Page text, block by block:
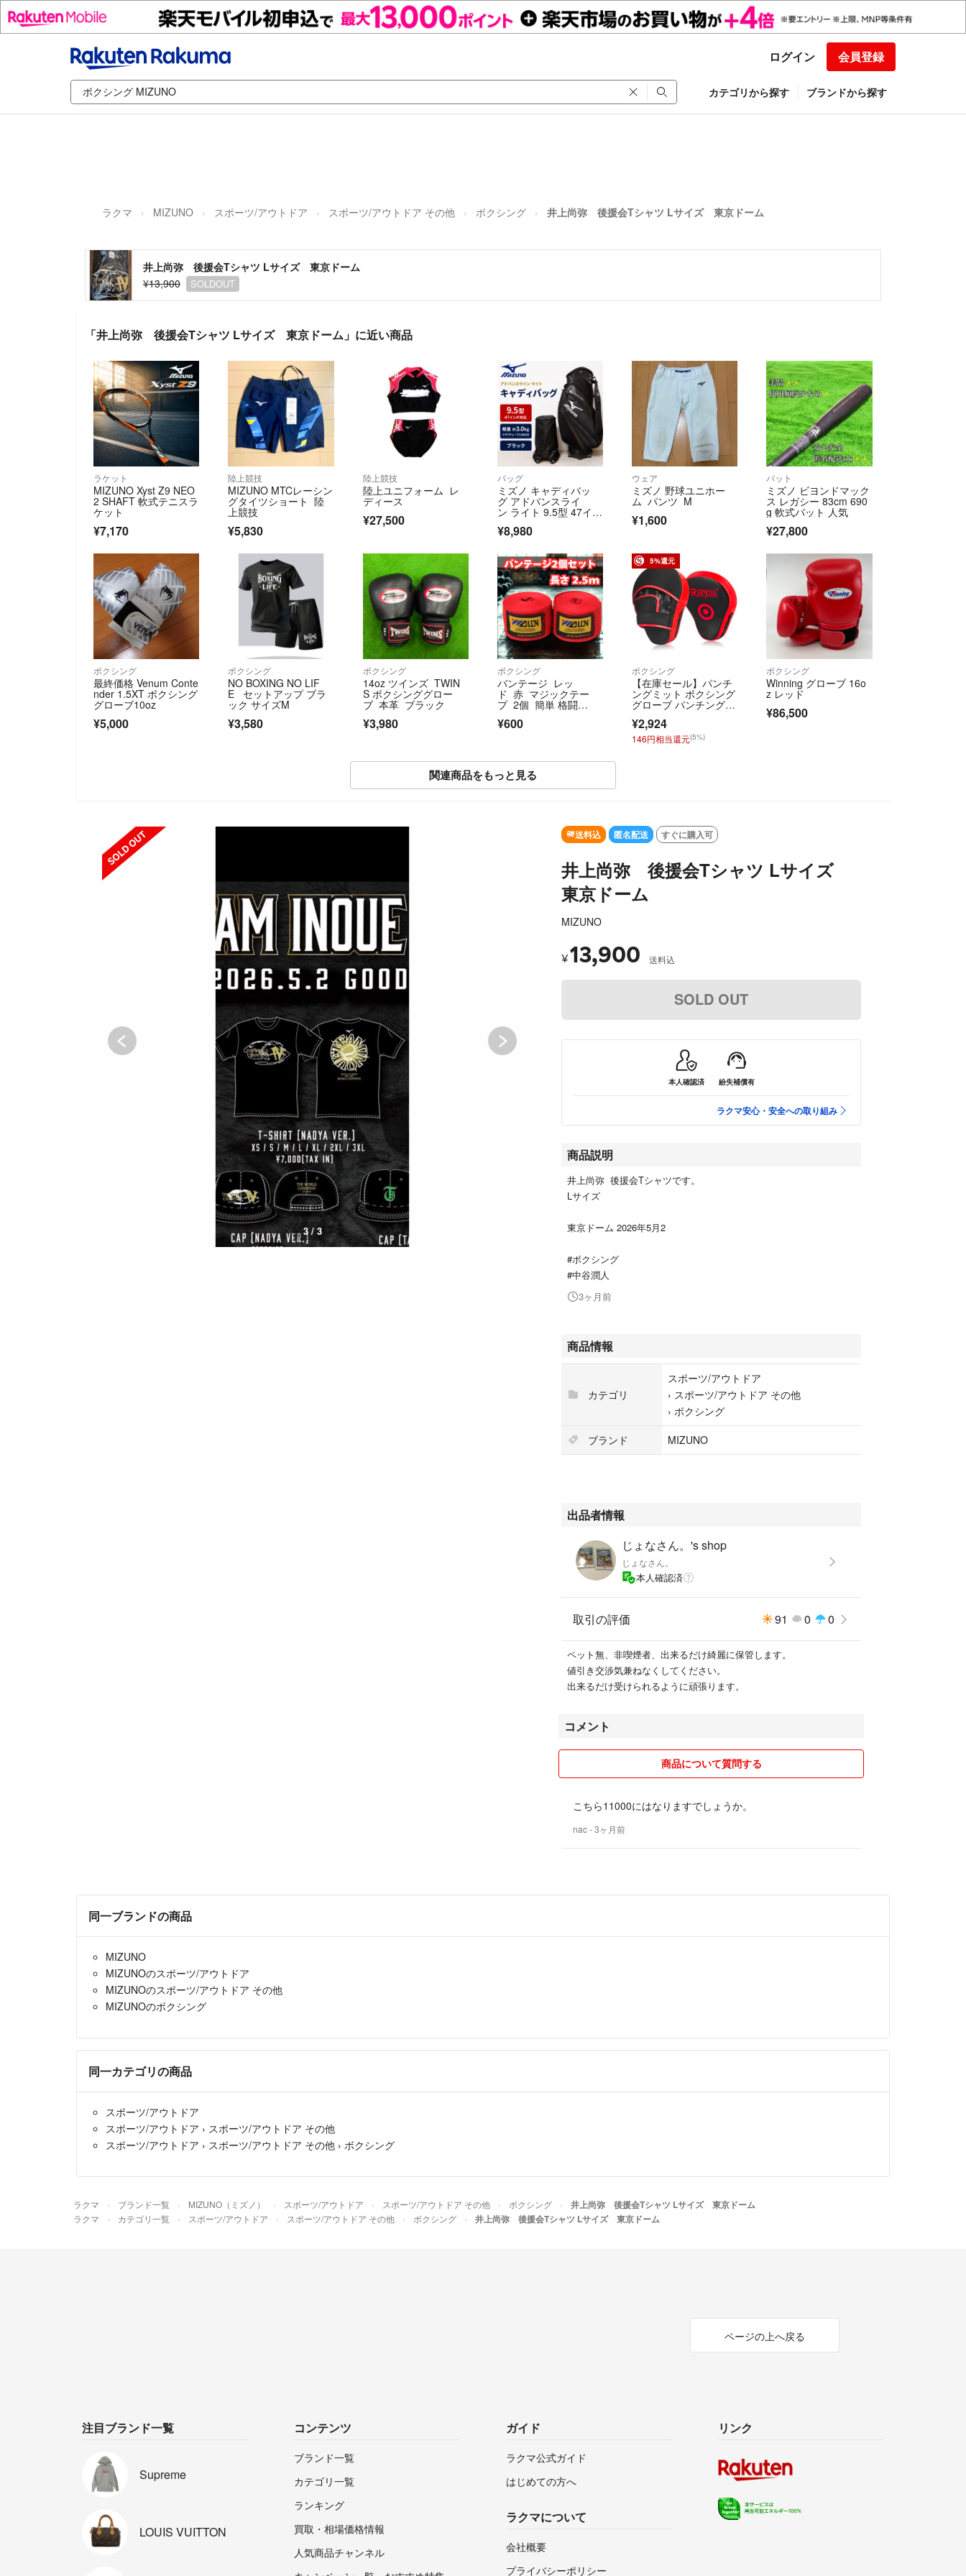
ログイン 会員登録
カテゴリから探す ブランドから探す
ラクマ MIZUNO スポーツ/アウトドア スポーツ/アウトドア その他 ボクシング 井上尚弥 後援会Tシャツ Lサイズ 東京ドーム
井上尚弥 後援会Tシャツ Lサイズ 東京ドーム
¥13,900
SOLDOUT
「井上尚弥 後援会Tシャツ Lサイズ 東京ドーム」に近い商品
ラケット
MIZUNO Xyst Z9 NEO
2 SHAFT 軟式テニスラ
ケット
¥7,170
陸上競技
MIZUNO MTCレーシン
グタイツショート 陸
上競技
¥5,830
陸上競技
陸上ユニフォーム レ
ディース
¥27,500
バッグ
ミズノ キャディバッ
グ アドバンスライ
ン ライト 9.5型 47イン
チ対応 3.0kg カートバ
ッグ ブラック
¥8,980
ウェア
ミズノ 野球ユニホー
ム パンツ M
¥1,600
バット
ミズノ ビヨンドマック
ス レガシー 83cm 690
g 軟式バット 人気
¥27,800
ボクシング
最終価格 Venum Conte
nder 1.5XT ボクシング
グローブ10oz
¥5,000
ボクシング
NO BOXING NO LIF
E セットアップ ブラ
ック サイズM
¥3,580
ボクシング
14oz ツインズ TWIN
S ボクシンググロー
ブ 本革 ブラック
¥3,980
ボクシング
バンテージ レッ
ド 赤 マジックテー
プ 2個 簡単 格闘
¥600
5%還元
ボクシング
【在庫セール】パンチ
ングミット ボクシング
グローブ パンチンググ
¥2,924
146円相当還元(5%)
ボクシング
Winning グローブ 16o
z レッド
¥86,500
関連商品をもっと見る
SOLD OUT
1 / 3
送料込 匿名配送 すぐに購入可
井上尚弥 後援会Tシャツ Lサイズ
東京ドーム
MIZUNO
¥13,900 送料込
SOLD OUT
本人確認済 紛失補償有
ラクマ安心・安全への取り組み
商品説明
井上尚弥 後援会Tシャツです。
Lサイズ
東京ドーム 2026年5月2
#ボクシング
#中谷潤人
3ヶ月前
商品情報
カテゴリ
スポーツ/アウトドア
› スポーツ/アウトドア その他
› ボクシング
ブランド
MIZUNO
出品者情報
じょなさん。's shop
じょなさん。
本人確認済
取引の評価 91 0 0
ペット無、非喫煙者、出来るだけ綺麗に保管します。
値引き交渉気兼ねなくしてください。
出来るだけ受けられるように頑張ります。
コメント
商品について質問する
こちら11000にはなりますでしょうか。
nac- 3ヶ月前
同一ブランドの商品
MIZUNO
MIZUNOのスポーツ/アウトドア
MIZUNOのスポーツ/アウトドア その他
MIZUNOのボクシング
同一カテゴリの商品
スポーツ/アウトドア
スポーツ/アウトドア › スポーツ/アウトドア その他
スポーツ/アウトドア › スポーツ/アウトドア その他 › ボクシング
ラクマ ブランド一覧 MIZUNO（ミズノ） スポーツ/アウトドア スポーツ/アウトドア その他 ボクシング 井上尚弥 後援会Tシャツ Lサイズ 東京ドーム
ラクマ カテゴリ一覧 スポーツ/アウトドア スポーツ/アウトドア その他 ボクシング 井上尚弥 後援会Tシャツ Lサイズ 東京ドーム
ページの上へ戻る
注目ブランド一覧
Supreme
LOUIS VUITTON
コンテンツ
ブランド一覧
カテゴリ一覧
ランキング
買取・相場価格情報
人気商品チャンネル
ガイド
ラクマ公式ガイド
はじめての方へ
ラクマについて
会社概要
プライバシーポリシー
リンク